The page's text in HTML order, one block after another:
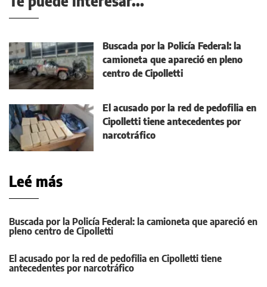
Buscada por la Policía Federal: la
camioneta que apareció en pleno
centro de Cipolletti
El acusado por la red de pedofilia en
Cipolletti tiene antecedentes por
narcotráfico
Leé más
Buscada por la Policía Federal: la camioneta que apareció en
pleno centro de Cipolletti
El acusado por la red de pedofilia en Cipolletti tiene
antecedentes por narcotráfico